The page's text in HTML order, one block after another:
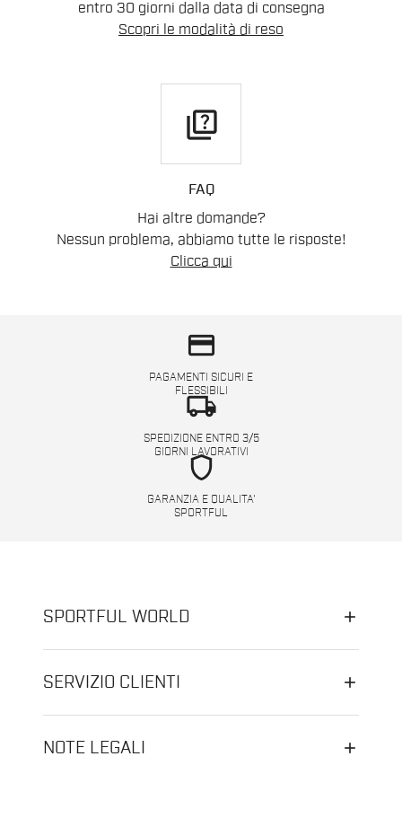
entro 30 giorni dalla data di consegna
Scopri le modalità di reso
quiz
FAQ
Hai altre domande?
Nessun problema, abbiamo tutte le risposte!
Clicca qui
credit_card
PAGAMENTI SICURI E
FLESSIBILI
local_shipping
SPEDIZIONE ENTRO 3/5
GIORNI LAVORATIVI
shield
GARANZIA E QUALITA'
SPORTFUL
SPORTFUL WORLD
SERVIZIO CLIENTI
NOTE LEGALI